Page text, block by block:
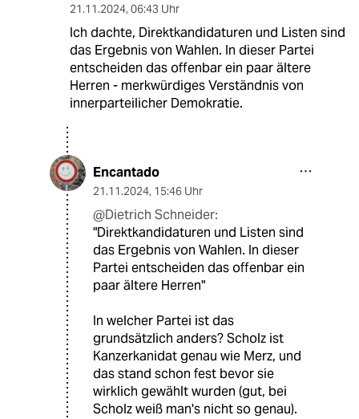
21.11.2024, 06:43 Uhr
Ich dachte, Direktkandidaturen und Listen sind
das Ergebnis von Wahlen. In dieser Partei
entscheiden das offenbar ein paar ältere
Herren - merkwürdiges Verständnis von
innerparteilicher Demokratie.
Encantado
21.11.2024, 15:46 Uhr
@Dietrich Schneider:
"Direktkandidaturen und Listen sind
das Ergebnis von Wahlen. In dieser
Partei entscheiden das offenbar ein
paar ältere Herren"
In welcher Partei ist das
grundsätzlich anders? Scholz ist
Kanzerkanidat genau wie Merz, und
das stand schon fest bevor sie
wirklich gewählt wurden (gut, bei
Scholz weiß man's nicht so genau).